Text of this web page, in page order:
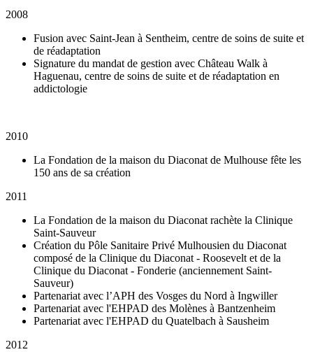
2008
Fusion avec Saint-Jean à Sentheim, centre de soins de suite et
de réadaptation
Signature du mandat de gestion avec Château Walk à
Haguenau, centre de soins de suite et de réadaptation en
addictologie
2010
La Fondation de la maison du Diaconat de Mulhouse fête les
150 ans de sa création
2011
La Fondation de la maison du Diaconat rachète la Clinique
Saint-Sauveur
Création du Pôle Sanitaire Privé Mulhousien du Diaconat
composé de la Clinique du Diaconat - Roosevelt et de la
Clinique du Diaconat - Fonderie (anciennement Saint-
Sauveur)
Partenariat avec l’APH des Vosges du Nord à Ingwiller
Partenariat avec l'EHPAD des Molènes à Bantzenheim
Partenariat avec l'EHPAD du Quatelbach à Sausheim
2012